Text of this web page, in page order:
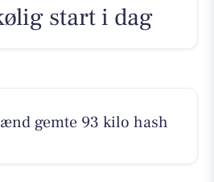
start i dag
gemte 93 kilo hash